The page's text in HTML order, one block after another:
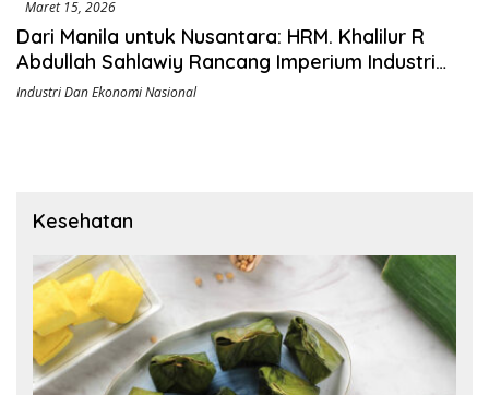
Maret 15, 2026
Dari Manila untuk Nusantara: HRM. Khalilur R
Abdullah Sahlawiy Rancang Imperium Industri
Rokok Berbasis Rakyat
Industri Dan Ekonomi Nasional
Kesehatan